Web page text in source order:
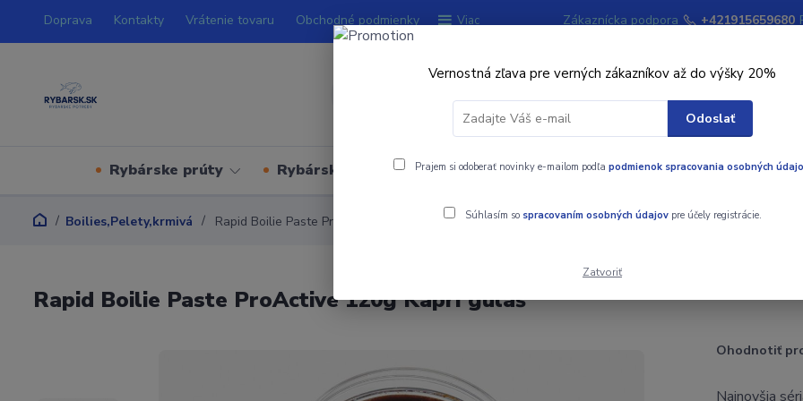
Doprava Kontakty Vrátenie tovaru Obchodné podmienky Viac Zákaznícka podpora +421915659680
Rybárske prúty Rybárske navijáky Signalizátory záberu Kempingový
Boilies,Pelety,krmivá Rapid Boilie Paste ProActive 120g Kaprí guláš
Rapid Boilie Paste ProActive 120g Kaprí guláš
Ohodnotiť
Najnovšia
Vernostná zľava pre verných zákazníkov až do výšky 20%
Odoslať
Prajem si odoberať novinky e-mailom podľa podmienok spracovania osobných
Súhlasím so spracovaním osobných údajovpre účely registrácie.
Zatvoriť